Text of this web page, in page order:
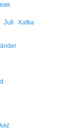
Juli Kafka